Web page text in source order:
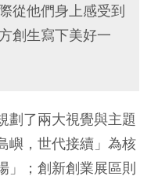
從他們身上感受到
創生寫下美好一
劃了兩大視覺與主題
嶼，世代接續」為核
」；創新創業展區則